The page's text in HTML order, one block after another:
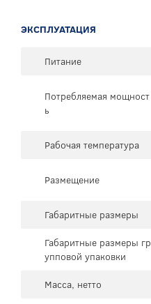
ЭКСПЛУАТАЦИЯ
Питание
Потребляемая мощност
ь
Рабочая температура
Размещение
Габаритные размеры
Габаритные размеры гр
упповой упаковки
Масса, нетто